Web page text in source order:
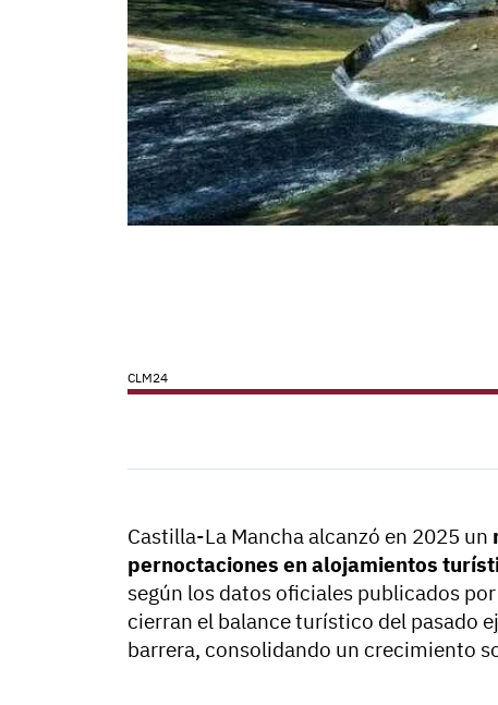
CLM24
Castilla-La Mancha alcanzó en 2025 un
pernoctaciones en alojamientos
según los datos oficiales publicados
cierran el balance turístico del pasado
barrera, consolidando un crecimiento